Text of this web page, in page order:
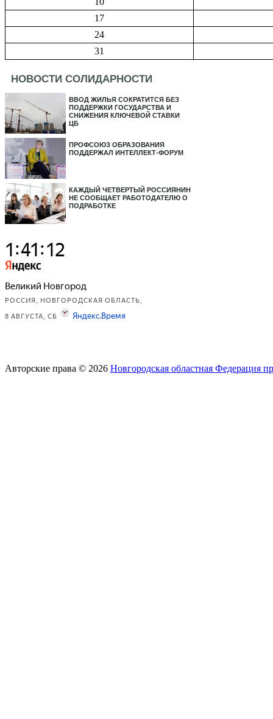
17
24
31
НОВОСТИ СОЛИДАРНОСТИ
ВВОД ЖИЛЬЯ СОКРАТИТСЯ БЕЗ
ПОДДЕРЖКИ ГОСУДАРСТВА И
СНИЖЕНИЯ КЛЮЧЕВОЙ СТАВКИ
ЦБ
ПРОФСОЮЗ ОБРАЗОВАНИЯ
ПОДДЕРЖАЛ ИНТЕЛЛЕКТ-ФОРУМ
КАЖДЫЙ ЧЕТВЕРТЫЙ РОССИЯНИН
НЕ СООБЩАЕТ РАБОТОДАТЕЛЮ О
ПОДРАБОТКЕ
Авторские права © 2026 Новгородская областная Федерация